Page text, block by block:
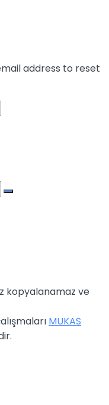
address to reset
kopyalanamaz ve
MUKAS